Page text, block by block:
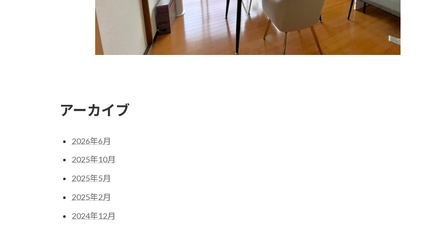
アーカイブ
2026年6月
2025年10月
2025年5月
2025年2月
2024年12月